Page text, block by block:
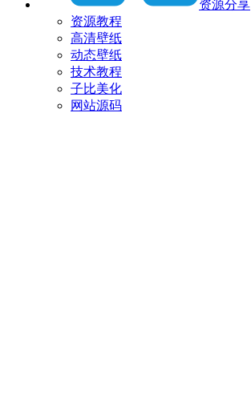
资源分享
资源教程
高清壁纸
动态壁纸
技术教程
子比美化
网站源码